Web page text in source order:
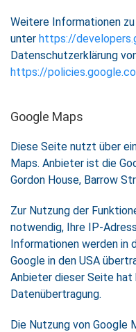
Weitere Informationen
unter https://
Datenschutzerklärung
https://
Google Maps
Diese Seite nutzt über
Maps. Anbieter ist die
Gordon House, Barrow
Zur Nutzung der
notwendig, Ihre IP-
Informationen werden in
Google in den USA
Anbieter dieser Seite hat
Datenübertragung.
Die Nutzung von Google